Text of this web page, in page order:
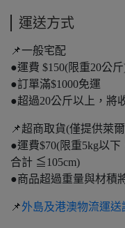
運送方式
📌一般宅配
●運費 $150(限重20公
●訂單滿$1000免運
●超過20公斤以上，將
📌超商取貨(僅提供萊
●運費$70(限重5kg以
合計 ≦105cm)
●商品超過重量與材積
📌外島及港澳物流運送